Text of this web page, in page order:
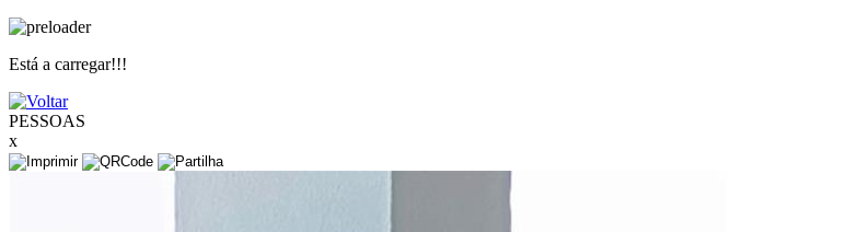
Está a carregar!!!
PESSOAS
x